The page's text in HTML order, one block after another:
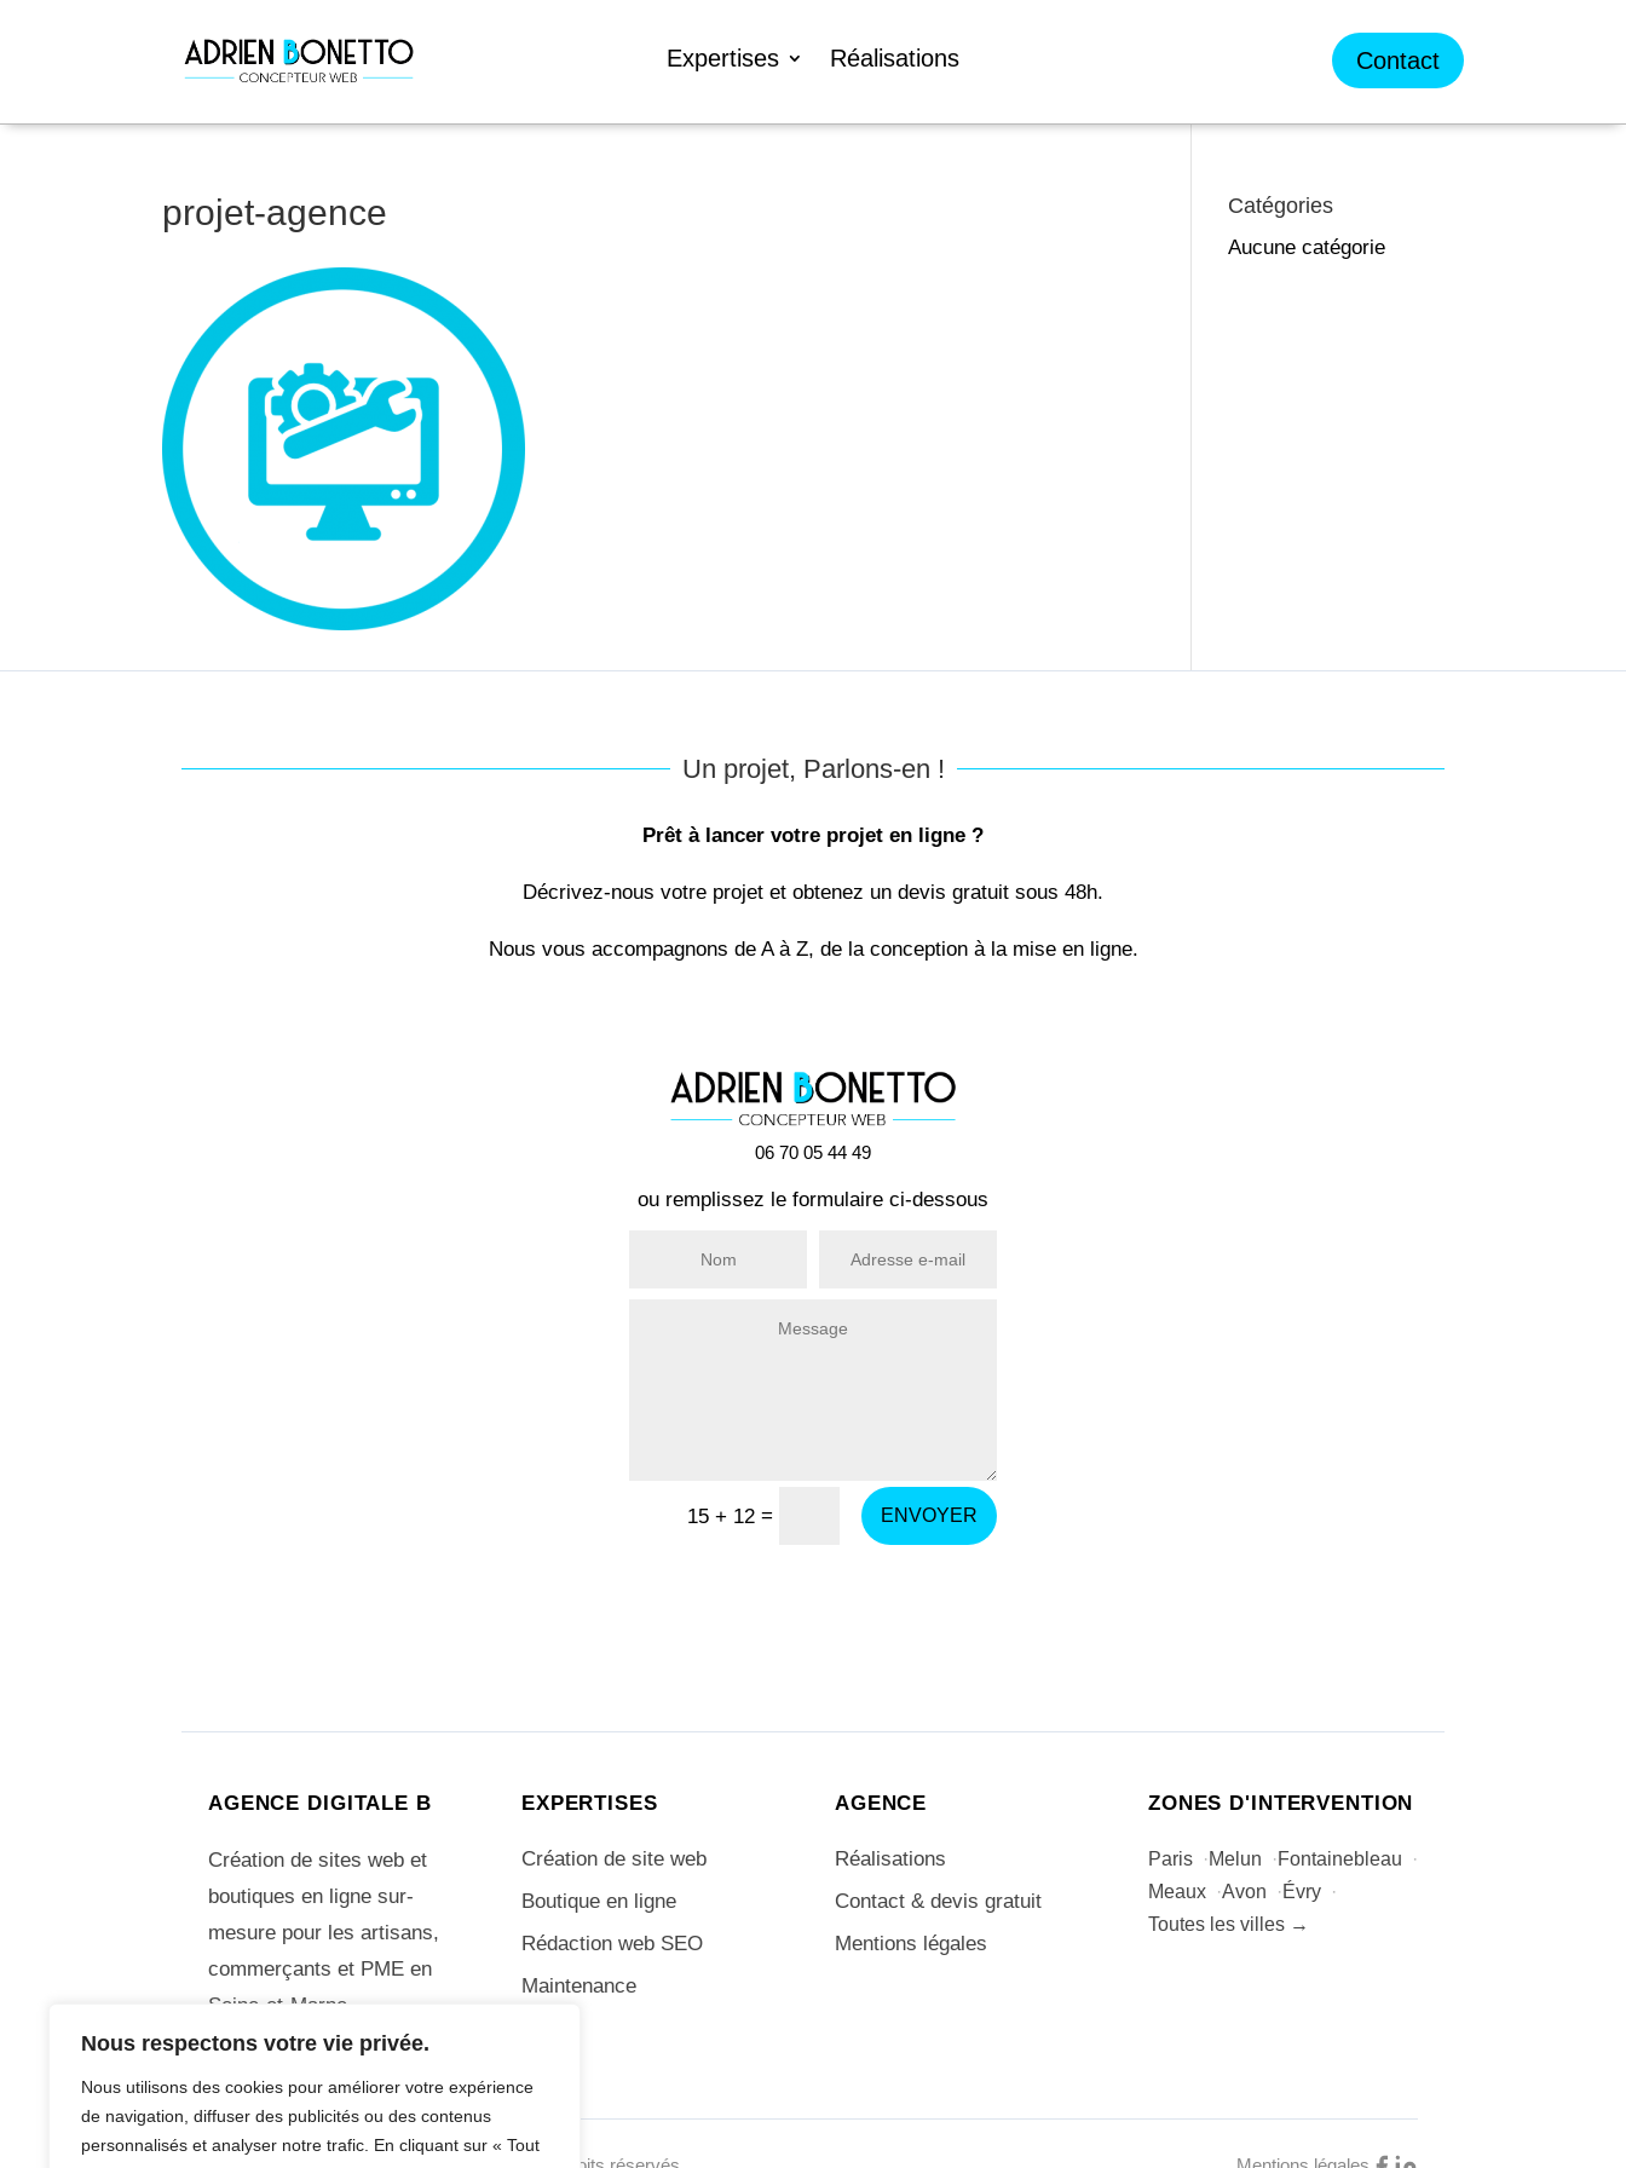
Nous respectons votre vie privée.
Nous utilisons des cookies pour améliorer votre expérience
de navigation, diffuser des publicités ou des contenus
personnalisés et analyser notre trafic. En cliquant sur « Tout
Expertises Réalisations Contact
projet-agence
Catégories
Aucune catégorie
Un projet, Parlons-en !
Prêt à lancer votre projet en ligne ?
Décrivez-nous votre projet et obtenez un devis gratuit sous 48h.
Nous vous accompagnons de A à Z, de la conception à la mise en ligne.
06 70 05 44 49
ou remplissez le formulaire ci-dessous
15 + 12 = ENVOYER
AGENCE DIGITALE B
Création de sites web et
boutiques en ligne sur-
mesure pour les artisans,
commerçants et PME en
Seine-et-Marne.
06 70 05 44 49
EXPERTISES
Création de site web
Boutique en ligne
Rédaction web SEO
Maintenance
AGENCE
Réalisations
Contact & devis gratuit
Mentions légales
ZONES D'INTERVENTION
Paris Melun
Fontainebleau
Meaux
Avon
Évry
Toutes les villes →